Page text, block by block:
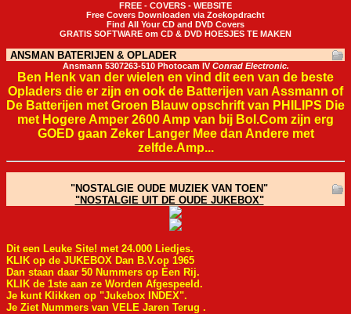
FREE - COVERS - WEBSITE
Free Covers Downloaden via Zoekopdracht
Find All Your CD and DVD Covers
GRATIS SOFTWARE om CD & DVD HOESJES TE MAKEN
ANSMAN BATERIJEN & OPLADER
Ansmann 5307263-510 Photocam IV Conrad Electronic.
Ben Henk van der wielen en vind dit een van de beste
Opladers die er zijn en ook de Batterijen van Assmann of
De Batterijen met Groen Blauw opschrift van PHILIPS Die
met Hogere Amper 2600 Amp van bij Bol.Com zijn erg
GOED gaan Zeker Langer Mee dan Andere met
zelfde.Amp...
"NOSTALGIE OUDE MUZIEK VAN TOEN"
"NOSTALGIE UIT DE OUDE JUKEBOX"
Dit een Leuke Site! met 24.000 Liedjes.
KLIK op de JUKEBOX Dan B.V.op 1965
Dan staan daar 50 Nummers op Éen Rij.
KLIK de 1ste aan ze Worden Afgespeeld.
Je kunt Klikken op "Jukebox INDEX".
Je Ziet Nummers van VELE Jaren Terug .